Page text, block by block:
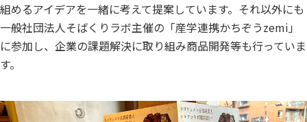
組めるアイデアを一緒に考えて提案しています。それ以外にも
一般社団法人そばくりラボ主催の「産学連携かちぞうzemi」
に参加し、企業の課題解決に取り組み商品開発等も行っていま
す。